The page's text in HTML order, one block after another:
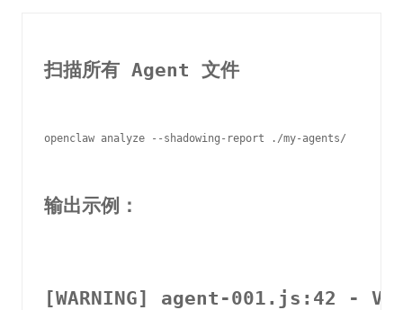
扫描所有 Agent 文件
openclaw analyze --shadowing-report ./my-agents/
输出示例：
[WARNING] agent-001.js:42 -